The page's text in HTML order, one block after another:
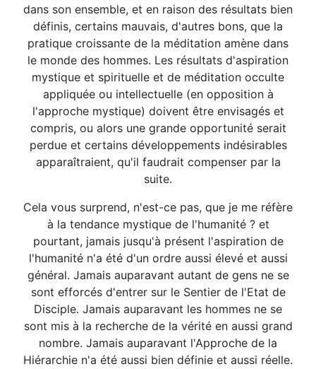
dans son ensemble, et en raison des résultats bien
définis, certains mauvais, d'autres bons, que la
pratique croissante de la méditation amène dans
le monde des hommes. Les résultats d'aspiration
mystique et spirituelle et de méditation occulte
appliquée ou intellectuelle (en opposition à
l'approche mystique) doivent être envisagés et
compris, ou alors une grande opportunité serait
perdue et certains développements indésirables
apparaîtraient, qu'il faudrait compenser par la
suite.
Cela vous surprend, n'est-ce pas, que je me réfère
à la tendance mystique de l'humanité ? et
pourtant, jamais jusqu'à présent l'aspiration de
l'humanité n'a été d'un ordre aussi élevé et aussi
général. Jamais auparavant autant de gens ne se
sont efforcés d'entrer sur le Sentier de l'Etat de
Disciple. Jamais auparavant les hommes ne se
sont mis à la recherche de la vérité en aussi grand
nombre. Jamais auparavant l'Approche de la
Hiérarchie n'a été aussi bien définie et aussi réelle.